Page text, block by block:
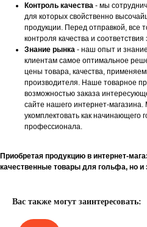
Контроль качества - мы
для которых свойственно
продукции. Перед отправкой, все
контроля качества и
Знание рынка - наш опыт и
клиентам самое оптимальное
цены товара, качества,
производителя. Наше товарное
возможностью заказа
сайте нашего интернет-
укомплектовать как начинающего
профессионала.
Приобретая продукцию в интернет-
качественные товары для гольфа, но и
Вас также могут заинтересовать: